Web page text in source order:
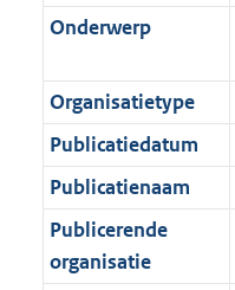
Onderwerp
Organisatietype
Publicatiedatum
Publicatienaam
Publicerende
organisatie